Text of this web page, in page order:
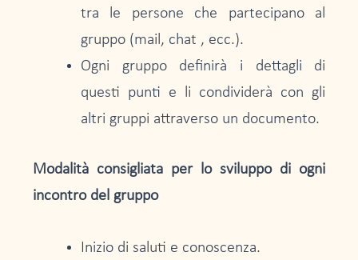
tra le persone che partecipano al
gruppo (mail, chat , ecc.).
Ogni gruppo definirà i dettagli di
questi punti e li condividerà con gli
altri gruppi attraverso un documento.
Modalità consigliata per lo sviluppo di ogni
incontro del gruppo
Inizio di saluti e conoscenza.